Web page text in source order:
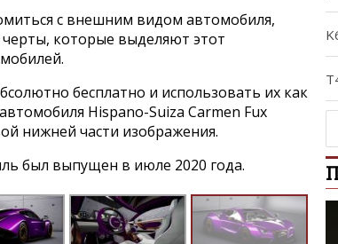
с внешним видом автомобиля,
которые выделяют этот
бесплатно и использовать их как
Hispano-Suiza Carmen Fux
нижней части изображения.
был выпущен в июле 2020 года.